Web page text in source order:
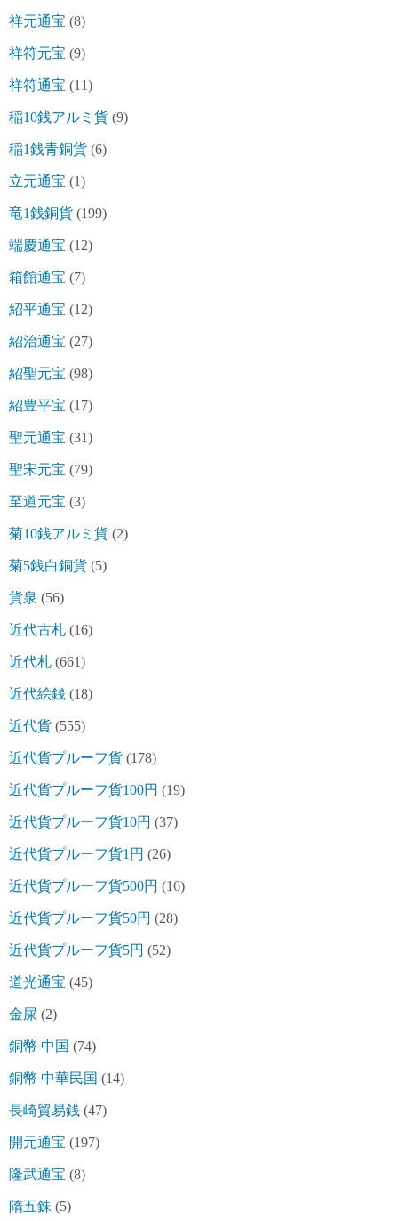
祥元通宝 (8)
祥符元宝 (9)
祥符通宝 (11)
稲10銭アルミ貨 (9)
稲1銭青銅貨 (6)
立元通宝 (1)
竜1銭銅貨 (199)
端慶通宝 (12)
箱館通宝 (7)
紹平通宝 (12)
紹治通宝 (27)
紹聖元宝 (98)
紹豊平宝 (17)
聖元通宝 (31)
聖宋元宝 (79)
至道元宝 (3)
菊10銭アルミ貨 (2)
菊5銭白銅貨 (5)
貨泉 (56)
近代古札 (16)
近代札 (661)
近代絵銭 (18)
近代貨 (555)
近代貨プルーフ貨 (178)
近代貨プルーフ貨100円 (19)
近代貨プルーフ貨10円 (37)
近代貨プルーフ貨1円 (26)
近代貨プルーフ貨500円 (16)
近代貨プルーフ貨50円 (28)
近代貨プルーフ貨5円 (52)
道光通宝 (45)
金屎 (2)
銅幣 中国 (74)
銅幣 中華民国 (14)
長崎貿易銭 (47)
開元通宝 (197)
隆武通宝 (8)
隋五銖 (5)